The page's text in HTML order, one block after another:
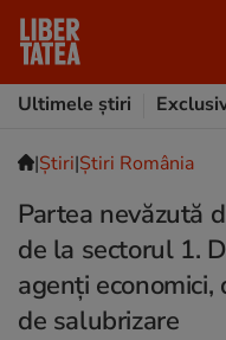
Ultimele știri
|Ştiri|Știri România
Partea nevăzută
de la sectorul 1.
agenți
de salubrizare